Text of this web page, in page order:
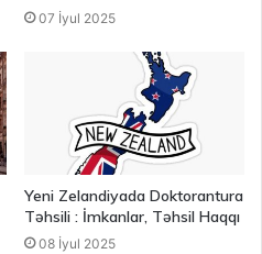
07 İyul 2025
Yeni Zelandiyada Doktorantura
Təhsili : İmkanlar, Təhsil Haqqı
08 İyul 2025